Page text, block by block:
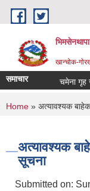
Skip to main content
भिमसेनथापा
खान्चोक-
समाचार चमेना गृह
You are
Home » अत्यावश्यक
अत्यावश्यक
सूचना
Submitted on: